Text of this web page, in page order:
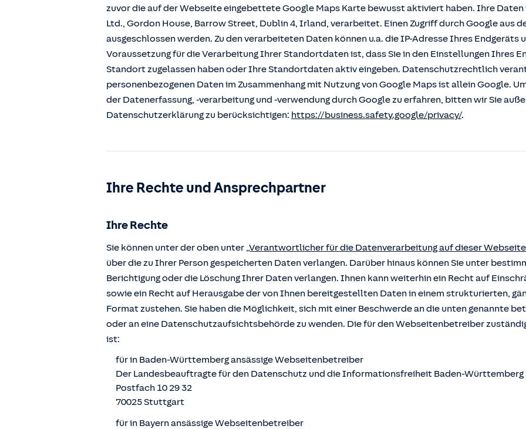
zuvor die auf der Webseite eingebettete Google Maps Karte bewusst aktiviert haben. Ihre
Ltd., Gordon House, Barrow Street, Dublin 4, Irland, verarbeitet. Einen Zugriff durch Google aus
ausgeschlossen werden. Zu den verarbeiteten Daten können u.a. die IP-Adresse Ihres
Voraussetzung für die Verarbeitung Ihrer Standortdaten ist, dass Sie in den Einstellungen Ihres
Standort zugelassen haben oder Ihre Standortdaten aktiv eingeben. Datenschutzrechtlich
personenbezogenen Daten im Zusammenhang mit Nutzung von Google Maps ist allein Google.
der Datenerfassung, -verarbeitung und -verwendung durch Google zu erfahren, bitten wir Sie
Datenschutzerklärung zu berücksichtigen: https://business.safety.google/privacy/.
Ihre Rechte und Ansprechpartner
Ihre Rechte
Sie können unter der oben unter „Verantwortlicher für die Datenverarbeitung auf dieser
über die zu Ihrer Person gespeicherten Daten verlangen. Darüber hinaus können Sie unter
Berichtigung oder die Löschung Ihrer Daten verlangen. Ihnen kann weiterhin ein Recht auf
sowie ein Recht auf Herausgabe der von Ihnen bereitgestellten Daten in einem strukturierten,
Format zustehen. Sie haben die Möglichkeit, sich mit einer Beschwerde an die unten genannte
oder an eine Datenschutzaufsichtsbehörde zu wenden. Die für den Webseitenbetreiber
ist:
für in Baden-Württemberg ansässige Webseitenbetreiber
Der Landesbeauftragte für den Datenschutz und die Informationsfreiheit Baden-Württemberg
Postfach 10 29 32
70025 Stuttgart
für in Bayern ansässige Webseitenbetreiber